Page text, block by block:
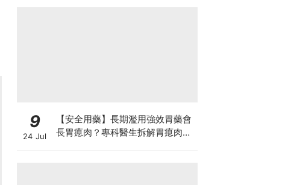
9
24 Jul
【安全用藥】長期濫用強效胃藥會
長胃瘜肉？專科醫生拆解胃瘜肉癌